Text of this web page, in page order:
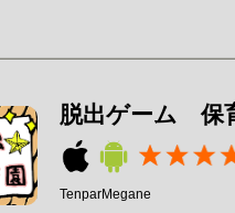
脱出ゲーム 保
TenparMegane